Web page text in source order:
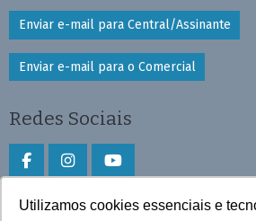
Utilizamos cookies essenciais e
Enviar e-mail para Central/Assinante
Enviar e-mail para o Comercial
Redes Sociais
Faça download do aplicativo